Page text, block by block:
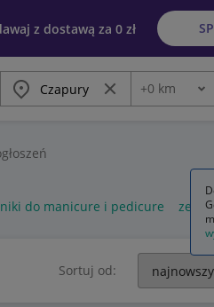
z dostawą za 0 zł
Miasto Wyczyść frazę
Odległość
+0 km
do manicure i pedicure
Sortuj od: